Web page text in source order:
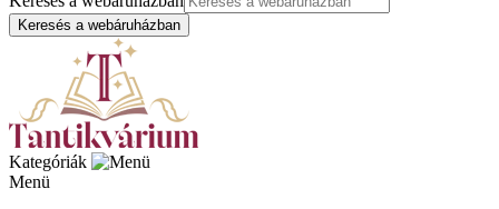
Keresés a webáruházban
Kategóriák
Menü